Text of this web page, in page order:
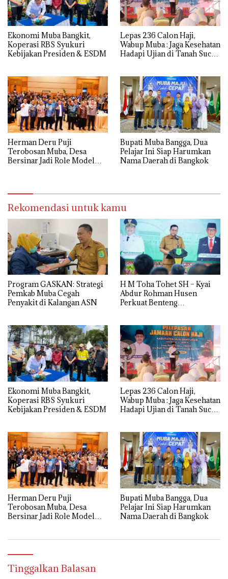
Ekonomi Muba Bangkit,
Koperasi RBS Syukuri
Kebijakan Presiden & ESDM
Lepas 236 Calon Haji,
Wabup Muba : Jaga Kesehatan
Hadapi Ujian di Tanah Suci
Herman Deru Puji
Terobosan Muba, Desa
Bersinar Jadi Role Model
Bupati Muba Bangga, Dua
Pelajar Ini Siap Harumkan
Nama Daerah di Bangkok
Rekomendasi untuk kamu
Program GASKAN: Strategi
Pemkab Muba Cegah
Penyakit di Kalangan ASN
H M Toha Tohet SH – Kyai
Abdur Rohman Husen
Perkuat Benteng
Ekonomi Muba Bangkit,
Koperasi RBS Syukuri
Kebijakan Presiden & ESDM
Lepas 236 Calon Haji,
Wabup Muba : Jaga Kesehatan
Hadapi Ujian di Tanah Suci
Herman Deru Puji
Terobosan Muba, Desa
Bersinar Jadi Role Model
Bupati Muba Bangga, Dua
Pelajar Ini Siap Harumkan
Nama Daerah di Bangkok
Tinggalkan Balasan